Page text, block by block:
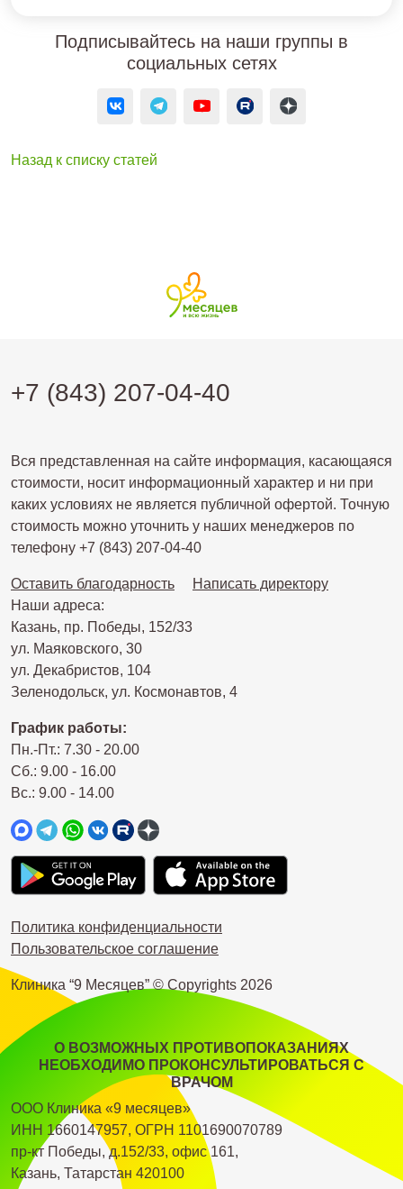
Подписывайтесь на наши группы в
социальных сетях
Назад к списку статей
+7 (843) 207-04-40
Вся представленная на сайте информация, касающаяся
стоимости, носит информационный характер и ни при
каких условиях не является публичной офертой. Точную
стоимость можно уточнить у наших менеджеров по
телефону +7 (843) 207-04-40
Оставить благодарность
Написать директору
Наши адреса:
Казань, пр. Победы, 152/33
ул. Маяковского, 30
ул. Декабристов, 104
Зеленодольск, ул. Космонавтов, 4
График работы:
Пн.-Пт.: 7.30 - 20.00
Сб.: 9.00 - 16.00
Вс.: 9.00 - 14.00
Клиника “9 Месяцев” © Copyrights 2026
Политика конфиденциальности
Пользовательское соглашение
О ВОЗМОЖНЫХ ПРОТИВОПОКАЗАНИЯХ
НЕОБХОДИМО ПРОКОНСУЛЬТИРОВАТЬСЯ С
ВРАЧОМ
ООО Клиника «9 месяцев»
ИНН 1660147957, ОГРН 1101690070789
пр-кт Победы, д.152/33, офис 161,
Казань, Татарстан 420100